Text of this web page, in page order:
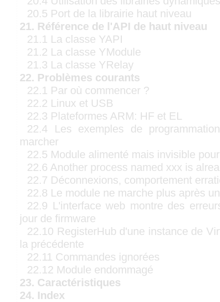
20.5 Port de la librairie haut niveau
21. Référence de l'API de haut niveau
21.1 La classe YAPI
21.2 La classe YModule
21.3 La classe YRelay
22. Problèmes courants
22.1 Par où commencer ?
22.2 Linux et USB
22.3 Plateformes ARM: HF et EL
22.4 Les exemples de
marcher
22.5 Module alimenté mais invisible
22.6 Another process named xxx is
22.7 Déconnexions, comportement
22.8 Le module ne marche plus après
22.9 L'interface web montre des
jour de firmware
22.10 RegisterHub d'une instance de
la précédente
22.11 Commandes ignorées
22.12 Module endommagé
23. Caractéristiques
24. Index